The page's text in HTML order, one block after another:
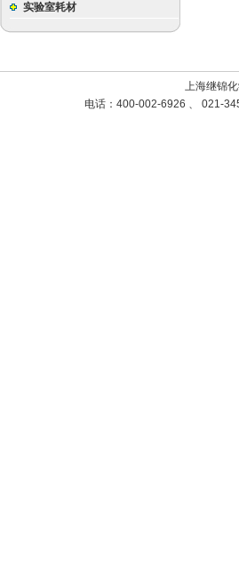
实验室耗材
上海继锦
电话：400-002-6926 、 021-